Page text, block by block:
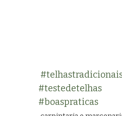
#testedetelhas
#boaspraticas